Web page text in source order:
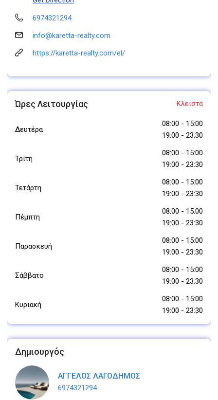
6974321294
info@karetta-realty.com
https://karetta-realty.com/el/
Ώρες Λειτουργίας Κλειστά
Δευτέρα
08:00 - 15:00
19:00 - 23:30
Τρίτη
08:00 - 15:00
19:00 - 23:30
Τετάρτη
08:00 - 15:00
19:00 - 23:30
Πέμπτη
08:00 - 15:00
19:00 - 23:30
Παρασκευή
08:00 - 15:00
19:00 - 23:30
Σάββατο
08:00 - 15:00
19:00 - 23:30
Κυριακή
08:00 - 15:00
19:00 - 23:30
Δημιουργός
ΑΓΓΕΛΟΣ ΛΑΓΟΔΗΜΟΣ
6974321294